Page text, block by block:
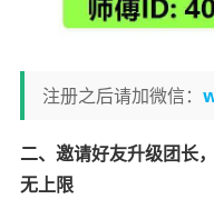
注册之后请加微信：
二、邀请好友升级团长
无上限